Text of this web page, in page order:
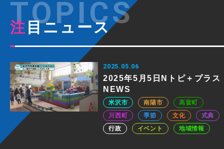
注目ニュース
2025.05.06
2025年5月5日Nトピ＋プラス
NEWS
米沢市 南陽市
高畠町
川西町
季節 文化
式典
行政
イベント 地域情報